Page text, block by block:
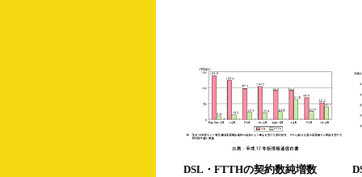
DSL・FTTHの契約数純増数